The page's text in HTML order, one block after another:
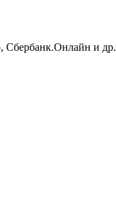
Сбербанк.Онлайн и др.